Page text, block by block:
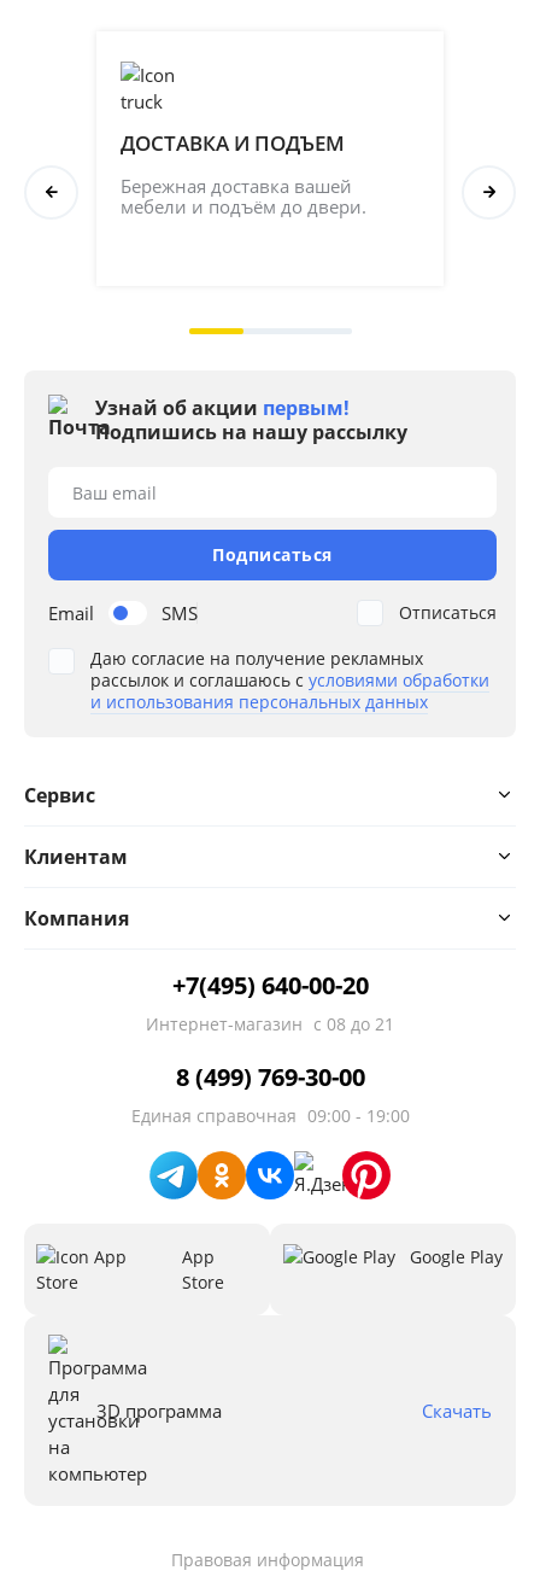
ДОСТАВКА И ПОДЪЕМ
Бережная доставка вашей
мебели и подъём до двери.
Узнай об акции первым!
Подпишись на нашу рассылку
Email SMS
Ваш email
Подписаться
Даю согласие на получение рекламных
рассылок и соглашаюсь с условиями обработки
и использования персональных данных
Отписаться
Сервис
Клиентам
Компания
+7(495) 640-00-20
Интернет-магазин с 08 до 21
8 (499) 769-30-00
Единая справочная 09:00 - 19:00
App
Store
Google Play
3D программа Скачать
Правовая информация